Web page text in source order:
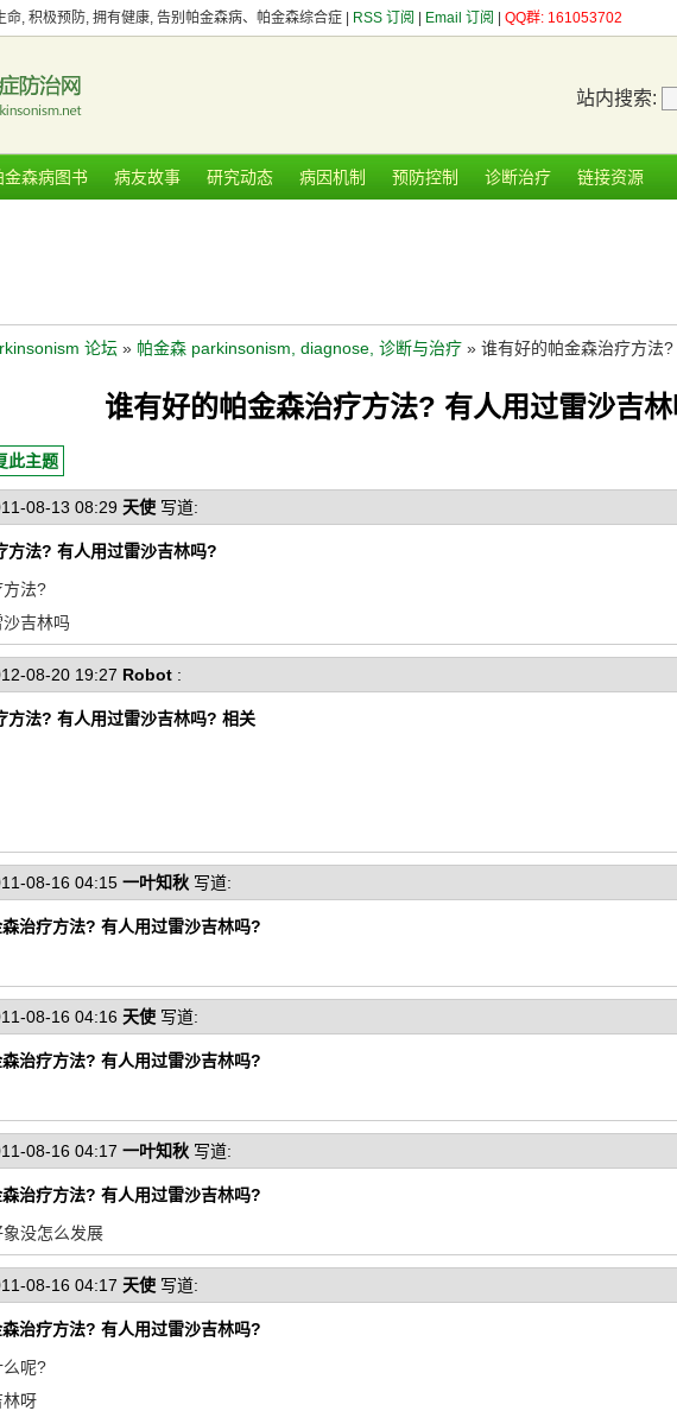
命, 积极预防, 拥有健康, 告别帕金森病、帕金森综合症 | RSS 订阅 Email 订阅 QQ群: 161053702
站内搜索:
金森病图书 病友故事 研究动态 病因机制 预防控制 诊断治疗 链接资源
论坛 » 帕金森 parkinsonism, diagnose, 诊断与治疗 » 谁有好的帕金森治疗方法
谁有好的帕金森治疗方法? 有人用过雷沙吉
此主题
08-13 08:29 天使 写道:
方法? 有人用过雷沙吉林吗?
方法?
吉林吗
08-20 19:27 Robot :
方法? 有人用过雷沙吉林吗? 相关
08-16 04:15 一叶知秋 写道:
治疗方法? 有人用过雷沙吉林吗?
08-16 04:16 天使 写道:
治疗方法? 有人用过雷沙吉林吗?
08-16 04:17 一叶知秋 写道:
治疗方法? 有人用过雷沙吉林吗?
没怎么发展
08-16 04:17 天使 写道:
治疗方法? 有人用过雷沙吉林吗?
么呢?
林呀